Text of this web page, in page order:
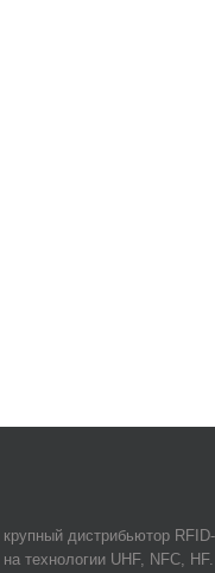
дистрибьютор
технологии UHF, NFC,